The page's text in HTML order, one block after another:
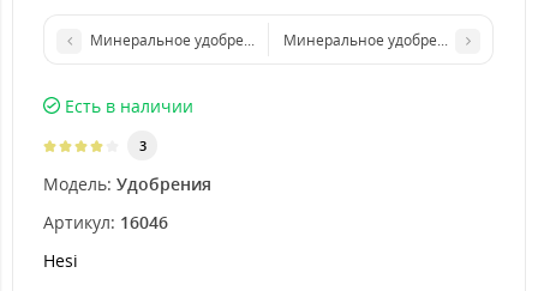
Минеральное удобрение HESI Bloom Complex (5L)
Минеральное удобрение HESI
Есть в наличии
3
Модель: Удобрения
Артикул: 16046
Hesi